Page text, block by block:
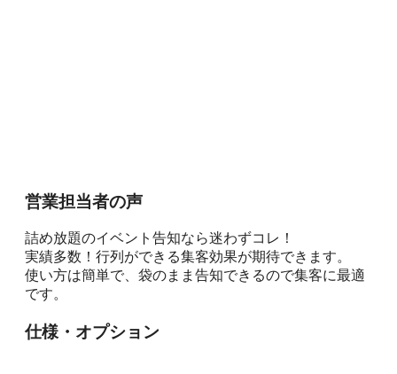
営業担当者の声
詰め放題のイベント告知なら迷わずコレ！
実績多数！行列ができる集客効果が期待できます。
使い方は簡単で、袋のまま告知できるので集客に最適
です。
仕様・オプション